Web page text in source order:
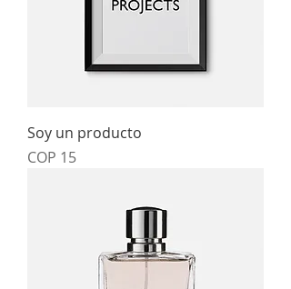
Soy un producto
Price
COP 15